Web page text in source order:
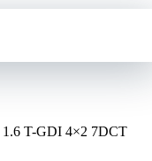
T-GDI 4×2 7DCT